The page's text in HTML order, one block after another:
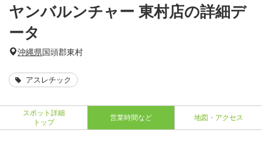
ヤンバルンチャー 東村店の詳細デ
ータ
沖縄県国頭郡東村
アスレチック
スポット詳細
トップ
営業時間など 地図・アクセス